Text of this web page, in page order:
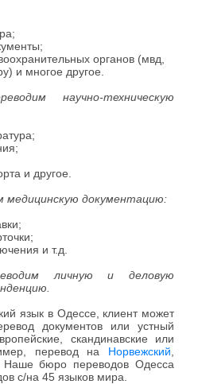
органов (мвд,
и многое другое.
научно-техническую
и другое.
медицинскую документацию:
и т.д.
личную и деловую
язык в Одессе, клиент может
документов или устный
скандинавские или
перевод на Норвежский
. Наше бюро переводов Одесса
с/на 45 языков мира.